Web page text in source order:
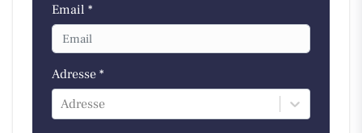
Email *
Adresse *
Adresse